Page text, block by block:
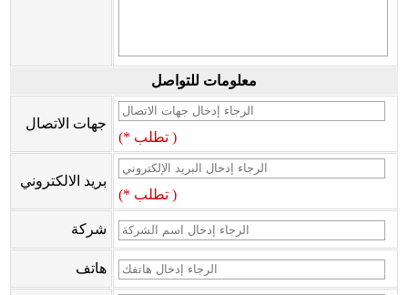
معلومات للتواصل
جهات الاتصال
(* تطلب )
بريد الالكتروني
(* تطلب )
شركة
هاتف